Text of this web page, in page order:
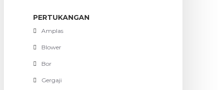
PERTUKANGAN
Amplas
Blower
Bor
Gergaji